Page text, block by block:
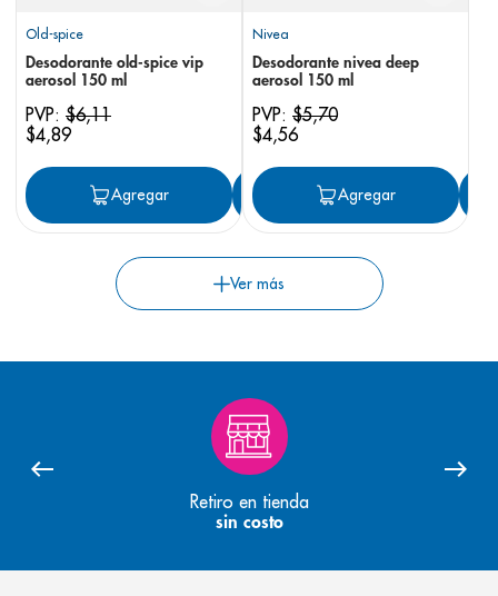
Old-spice
Desodorante old-spice vip
aerosol 150 ml
PVP: $6,11
$4,89
Agregar Agregar
Nivea
Desodorante nivea deep
aerosol 150 ml
PVP: $5,70
$4,56
Agregar
Retiro en tienda
sin costo